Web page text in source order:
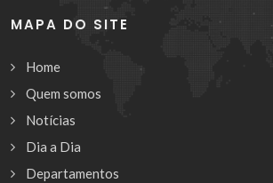
MAPA DO SITE
Home
Quem somos
Notícias
Dia a Dia
Departamentos